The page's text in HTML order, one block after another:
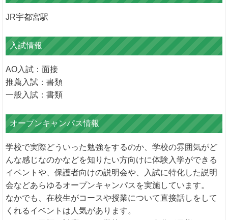
JR宇都宮駅
入試情報
AO入試：面接
推薦入試：書類
一般入試：書類
オープンキャンパス情報
学校で実際どういった勉強をするのか、学校の雰囲気がど
んな感じなのかなどを知りたい方向けに体験入学ができる
イベントや、保護者向けの説明会や、入試に特化した説明
会などあらゆるオープンキャンパスを実施しています。
なかでも、在校生がコースや授業について直接話しをして
くれるイベントは人気があります。